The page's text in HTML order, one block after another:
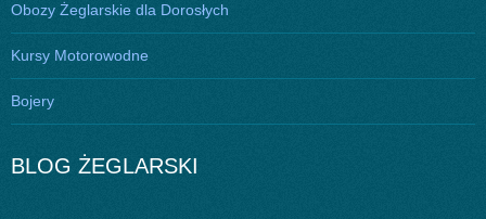
Obozy Żeglarskie dla Dorosłych
Kursy Motorowodne
Bojery
BLOG ŻEGLARSKI